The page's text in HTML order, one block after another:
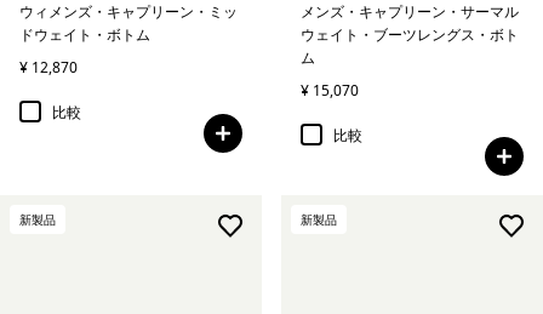
ウィメンズ・キャプリーン・ミッ
ドウェイト・ボトム
¥ 12,870
比較
メンズ・キャプリーン・サーマル
ウェイト・ブーツレングス・ボト
ム
¥ 15,070
比較
新製品 新製品